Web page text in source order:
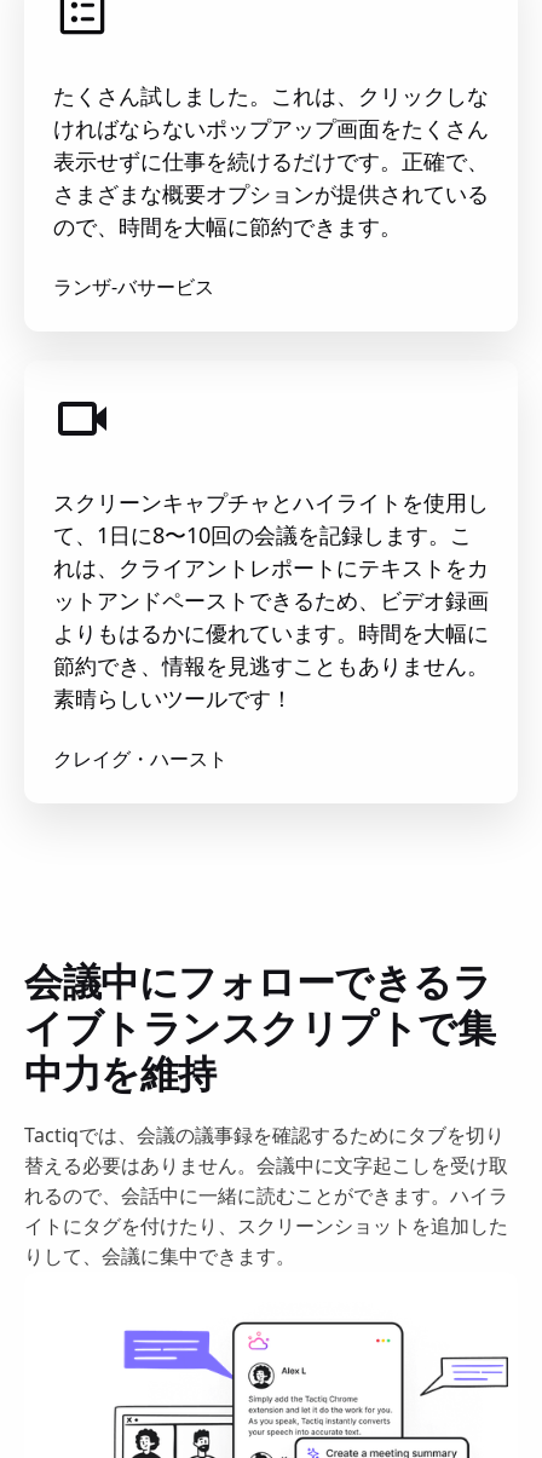
たくさん試しました。これは、クリックしな
ければならないポップアップ画面をたくさん
表示せずに仕事を続けるだけです。正確で、
さまざまな概要オプションが提供されている
ので、時間を大幅に節約できます。
ランザ-バサービス
スクリーンキャプチャとハイライトを使用し
て、1日に8〜10回の会議を記録します。こ
れは、クライアントレポートにテキストをカ
ットアンドペーストできるため、ビデオ録画
よりもはるかに優れています。時間を大幅に
節約でき、情報を見逃すこともありません。
素晴らしいツールです！
クレイグ・ハースト
会議中にフォローできるラ
イブトランスクリプトで集
中力を維持
Tactiqでは、会議の議事録を確認するためにタブを切り
替える必要はありません。会議中に文字起こしを受け取
れるので、会話中に一緒に読むことができます。ハイラ
イトにタグを付けたり、スクリーンショットを追加した
りして、会議に集中できます。